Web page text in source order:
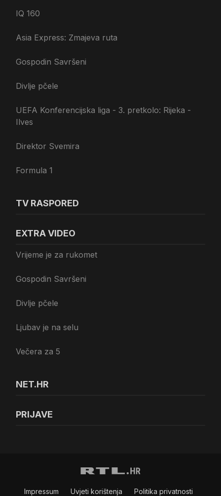
IQ 160
Asia Express: Zmajeva ruta
Gospodin Savršeni
Divlje pčele
UEFA Konferencijska liga - 3. pretkolo: Rijeka -
Ilves
Direktor Svemira
Formula 1
TV RASPORED
EXTRA VIDEO
Vrijeme je za rukomet
Gospodin Savršeni
Divlje pčele
Ljubav je na selu
Večera za 5
NET.HR
PRIJAVE
Impressum Uvjeti korištenja Politika privatnosti